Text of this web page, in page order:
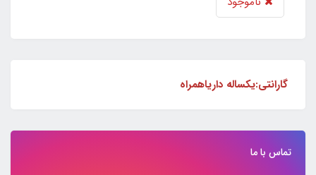
گارانتی:یکساله داریاهمراه
تماس با ما